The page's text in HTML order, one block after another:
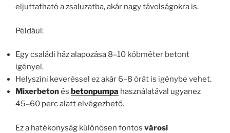
eljuttatható a zsaluzatba, akár nagy távolságokra is.
Például:
Egy családi ház alapozása 8–10 köbméter betont
igényel.
Helyszíni keveréssel ez akár 6–8 órát is igénybe vehet.
Mixerbetonés betonpumpa használatával ugyanez
45–60 perc alatt elvégezhető.
Ez a hatékonyság különösen fontos városi